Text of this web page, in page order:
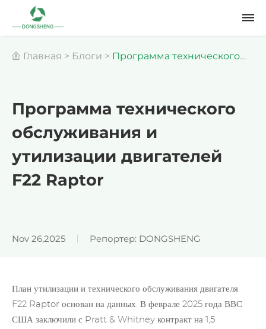
Главная > Блоги > Программа технического
Raptor
Программа технического
обслуживания и
утилизации двигателей
F22 Raptor
Nov 26,2025 Репортер: DONGSHENG
План утилизации и технического обслуживания двигателя
F22 Raptor основан на данных. В феврале 2025 года ВВС
США заключили с Pratt & Whitney контракт на 1,5